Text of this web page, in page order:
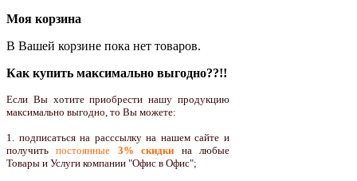
Моя корзина
В Вашей корзине пока нет товаров.
Как купить максимально выгодно??!!
Если Вы хотите приобрести нашу продукцию
максимально выгодно, то Вы можете:
1. подписаться на расссылку на нашем сайте и
получитьпостоянные 3% скидки на любые
Товары и Услуги компании "Офис в Офис";